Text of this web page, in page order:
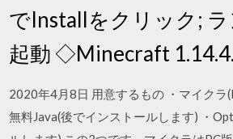
でInstallをクリック;
起動 ◇Minecraft 1.14.4.
2020年4月8日 用意するもの ・マイクラ
無料Java(後でインストールします) ・